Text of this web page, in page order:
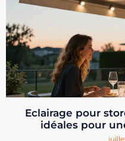
Eclairage pour
idéales pour